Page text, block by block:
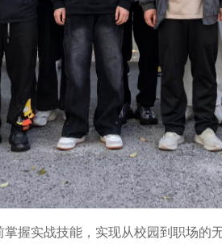
握实战技能，实现从校园到职场